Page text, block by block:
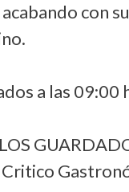
con
a las 09:00
Critico